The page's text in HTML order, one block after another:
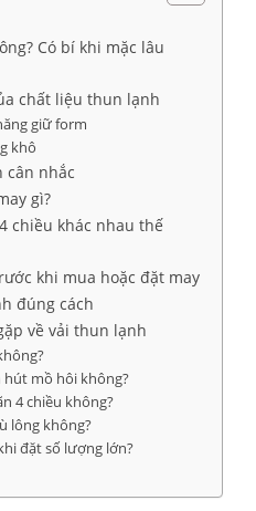
Có bí khi mặc lâu
chất liệu thun lạnh
giữ form
khô
cân nhắc
gì?
chiều khác nhau thế
khi mua hoặc đặt may
đúng cách
về vải thun lạnh
mồ hôi không?
4 chiều không?
lông không?
đặt số lượng lớn?